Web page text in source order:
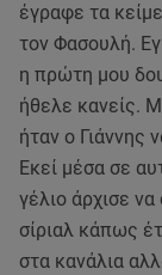
έγραφε τα
τον Φασουλή.
η πρώτη μου
ήθελε κανείς.
ήταν ο Γιάννης
Εκεί μέσα σε
γέλιο άρχισε
σίριαλ κάπως
στα κανάλια